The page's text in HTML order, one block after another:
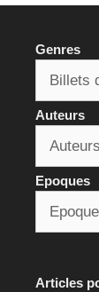
Genres
Auteurs
Epoques
Articles